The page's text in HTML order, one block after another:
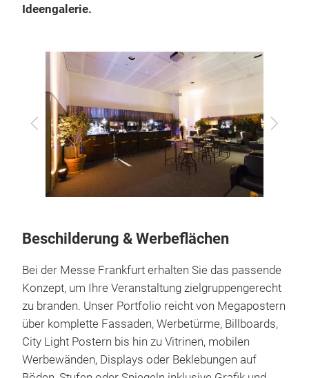
Ideengalerie.
zurück vor
Beschilderung & Werbeflächen
Bei der Messe Frankfurt erhalten Sie das passende
Konzept, um Ihre Veranstaltung zielgruppengerecht
zu branden. Unser Portfolio reicht von Megapostern
über komplette Fassaden, Werbetürme, Billboards,
City Light Postern bis hin zu Vitrinen, mobilen
Werbewänden, Displays oder Beklebungen auf